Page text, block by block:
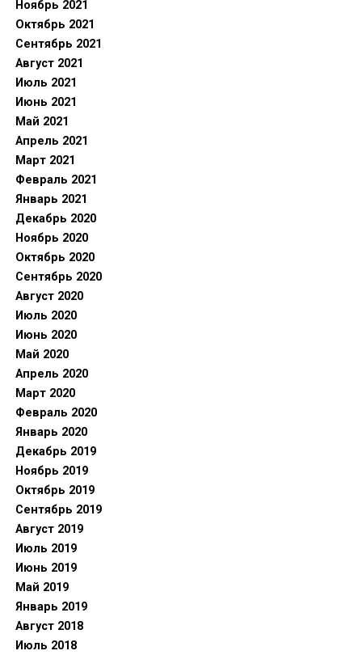
Ноябрь 2021
Октябрь 2021
Сентябрь 2021
Август 2021
Июль 2021
Июнь 2021
Май 2021
Апрель 2021
Март 2021
Февраль 2021
Январь 2021
Декабрь 2020
Ноябрь 2020
Октябрь 2020
Сентябрь 2020
Август 2020
Июль 2020
Июнь 2020
Май 2020
Апрель 2020
Март 2020
Февраль 2020
Январь 2020
Декабрь 2019
Ноябрь 2019
Октябрь 2019
Сентябрь 2019
Август 2019
Июль 2019
Июнь 2019
Май 2019
Январь 2019
Август 2018
Июль 2018